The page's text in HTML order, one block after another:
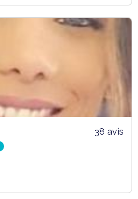
38 avis